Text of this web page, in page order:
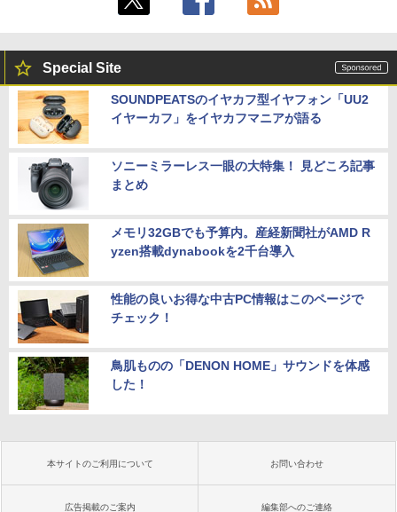
Special Site
SOUNDPEATSのイヤカフ型イヤフォン「UU2
イヤーカフ」をイヤカフマニアが語る
ソニーミラーレス一眼の大特集！ 見どころ記事
まとめ
メモリ32GBでも予算内。産経新聞社がAMD R
yzen搭載dynabookを2千台導入
性能の良いお得な中古PC情報はこのページで
チェック！
鳥肌ものの「DENON HOME」サウンドを体感
した！
本サイトのご利用について お問い合わせ
広告掲載のご案内 編集部へのご連絡